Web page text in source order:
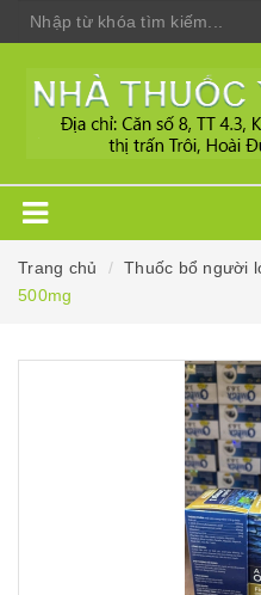
Trang chủ Thuốc bổ người
500mg